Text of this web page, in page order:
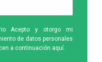
Acepto y otorgo mi
de datos personales
a continuación aquí.